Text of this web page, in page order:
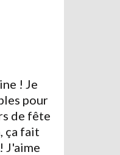
! Je
pour
de fête
ça fait
J'aime